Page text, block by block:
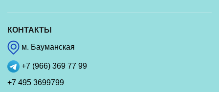
КОНТАКТЫ
м. Бауманская
+7 (966) 369 77 99
+7 495 3699799